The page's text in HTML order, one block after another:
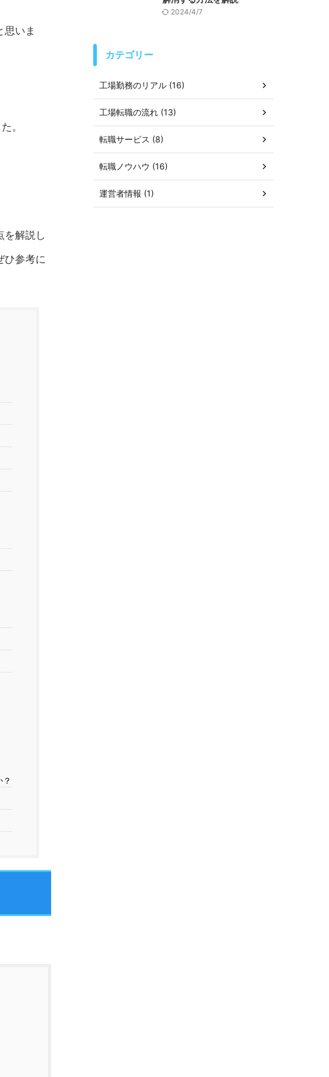
思いま
。
を解説し
ひ参考に
2024/4/7
カテゴリー
工場勤務のリアル (16)
工場転職の流れ (13)
転職サービス (8)
転職ノウハウ (16)
運営者情報 (1)